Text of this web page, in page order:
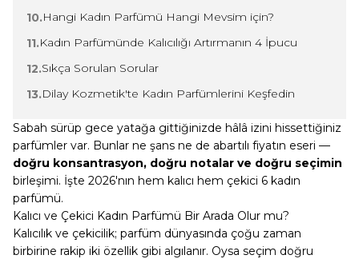
10.Hangi Kadın Parfümü Hangi Mevsim için?
11.Kadın Parfümünde Kalıcılığı Artırmanın 4 İpucu
12.Sıkça Sorulan Sorular
13.Dilay Kozmetik'te Kadın Parfümlerini Keşfedin
Sabah sürüp gece yatağa gittiğinizde hâlâ izini hissettiğiniz
parfümler var. Bunlar ne şans ne de abartılı fiyatın eseri —
doğru konsantrasyon, doğru notalar ve doğru seçimin
birleşimi. İşte 2026'nın hem kalıcı hem çekici 6 kadın
parfümü.
Kalıcı ve Çekici Kadın Parfümü Bir Arada Olur mu?
Kalıcılık ve çekicilik; parfüm dünyasında çoğu zaman
birbirine rakip iki özellik gibi algılanır. Oysa seçim doğru